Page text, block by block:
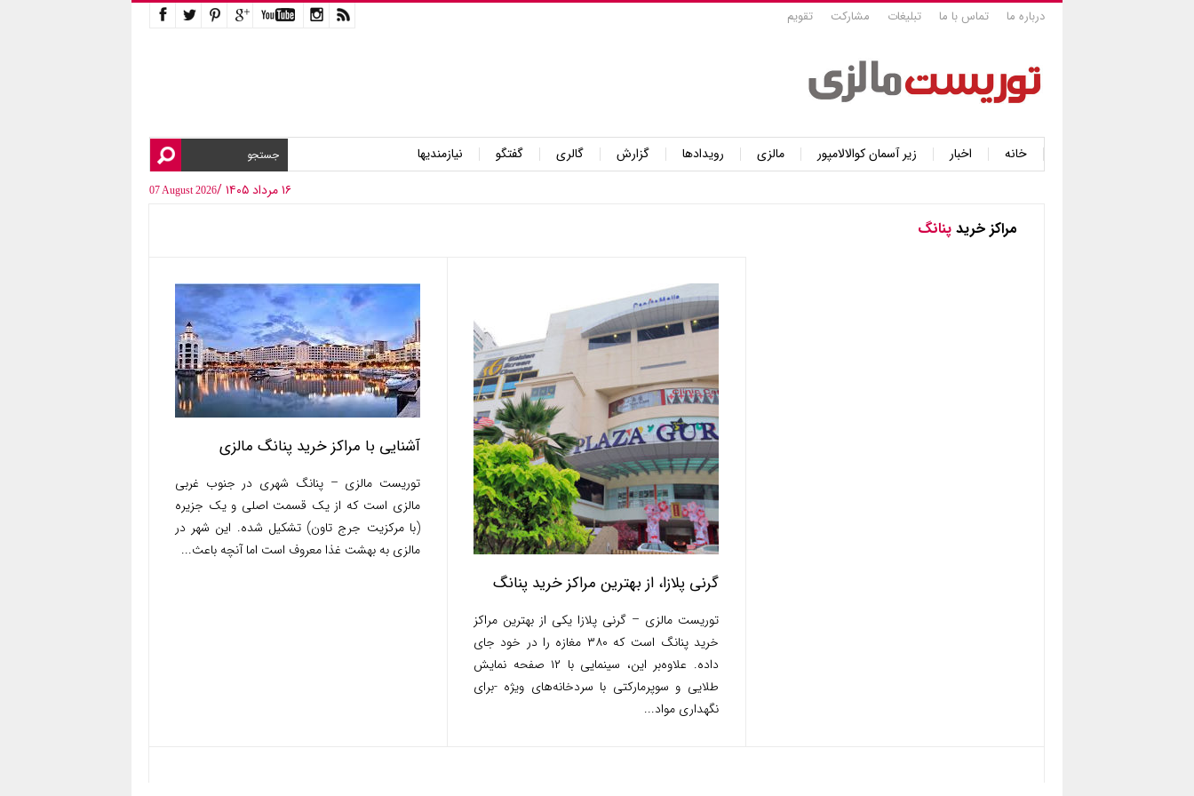
درباره ما تماس با ما تبلیغات مشارکت تقویم
خانه اخبار زیر آسمان کوالالامپور مالزی رویدادها گزارش گالری گفتگو
نیازمندیها
۱۶ مرداد ۱۴۰۵ /
07 August 2026
مراکز خرید پنانگ
آشنایی با مراکز خرید پنانگ مالزی
توریست مالزی – پنانگ شهری در جنوب غربی
مالزی است که از یک قسمت اصلی و یک جزیره
(با مرکزیت جرج تاون) تشکیل شده. این شهر در
مالزی به بهشت غذا معروف است اما آنچه باعث...
گرنی پلازا، از بهترین مراکز خرید پنانگ
توریست مالزی – گرنی پلازا یکی از بهترین مراکز
خرید پنانگ است که ۳۸۰ مغازه را در خود جای
داده. علاوه‌بر این، سینمایی با ۱۲ صفحه نمایش
طلایی و سوپرمارکتی با سردخانه‌های ویژه -برای
نگهداری مواد...